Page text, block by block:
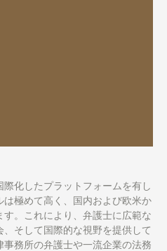
化したプラットフォームを有し
極めて高く、国内および欧米か
。これにより、弁護士に広範な
そして国際的な視野を提供して
務所の弁護士や一流企業の法務